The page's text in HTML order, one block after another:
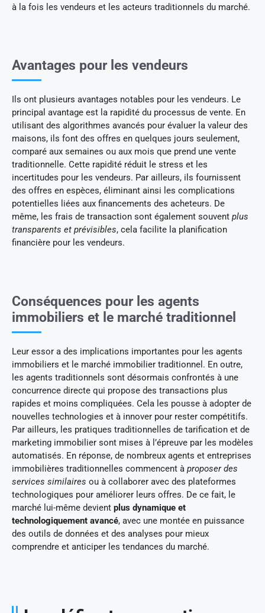
à la fois les vendeurs et les acteurs traditionnels du marché.
Avantages pour les vendeurs
Ils ont plusieurs avantages notables pour les vendeurs. Le
principal avantage est la rapidité du processus de vente. En
utilisant des algorithmes avancés pour évaluer la valeur des
maisons, ils font des offres en quelques jours seulement,
comparé aux semaines ou aux mois que prend une vente
traditionnelle. Cette rapidité réduit le stress et les
incertitudes pour les vendeurs. Par ailleurs, ils fournissent
des offres en espèces, éliminant ainsi les complications
potentielles liées aux financements des acheteurs. De
même, les frais de transaction sont également souvent plus
transparents et prévisibles, cela facilite la planification
financière pour les vendeurs.
Conséquences pour les agents
immobiliers et le marché traditionnel
Leur essor a des implications importantes pour les agents
immobiliers et le marché immobilier traditionnel. En outre,
les agents traditionnels sont désormais confrontés à une
concurrence directe qui propose des transactions plus
rapides et moins compliquées. Cela les pousse à adopter de
nouvelles technologies et à innover pour rester compétitifs.
Par ailleurs, les pratiques traditionnelles de tarification et de
marketing immobilier sont mises à l’épreuve par les modèles
automatisés. En réponse, de nombreux agents et entreprises
immobilières traditionnelles commencent à proposer des
services similaires ou à collaborer avec des plateformes
technologiques pour améliorer leurs offres. De ce fait, le
marché lui-même devient plus dynamique et
technologiquement avancé, avec une montée en puissance
des outils de données et des analyses pour mieux
comprendre et anticiper les tendances du marché.